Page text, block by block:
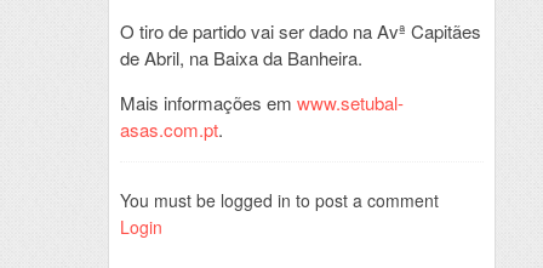
O tiro de partido vai ser dado na Avª Capitães
de Abril, na Baixa da Banheira.
Mais informações em www.setubal-
asas.com.pt.
You must be logged in to post a comment
Login